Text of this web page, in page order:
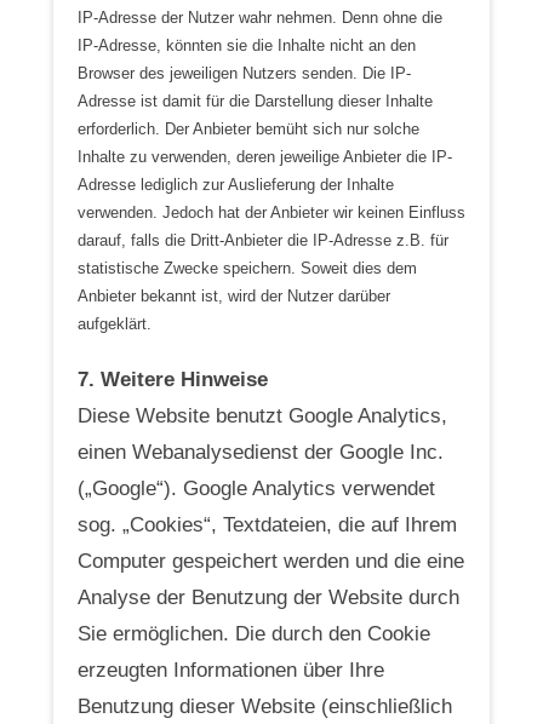
IP-Adresse der Nutzer wahr nehmen. Denn ohne die
IP-Adresse, könnten sie die Inhalte nicht an den
Browser des jeweiligen Nutzers senden. Die IP-
Adresse ist damit für die Darstellung dieser Inhalte
erforderlich. Der Anbieter bemüht sich nur solche
Inhalte zu verwenden, deren jeweilige Anbieter die IP-
Adresse lediglich zur Auslieferung der Inhalte
verwenden. Jedoch hat der Anbieter wir keinen Einfluss
darauf, falls die Dritt-Anbieter die IP-Adresse z.B. für
statistische Zwecke speichern. Soweit dies dem
Anbieter bekannt ist, wird der Nutzer darüber
aufgeklärt.
7. Weitere Hinweise
Diese Website benutzt Google Analytics,
einen Webanalysedienst der Google Inc.
(„Google“). Google Analytics verwendet
sog. „Cookies“, Textdateien, die auf Ihrem
Computer gespeichert werden und die eine
Analyse der Benutzung der Website durch
Sie ermöglichen. Die durch den Cookie
erzeugten Informationen über Ihre
Benutzung dieser Website (einschließlich